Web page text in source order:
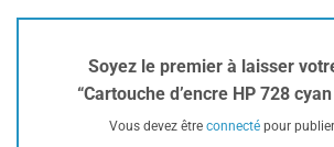
Soyez le premier à laisser
“Cartouche d’encre HP 728
Vous devez être connecté pour